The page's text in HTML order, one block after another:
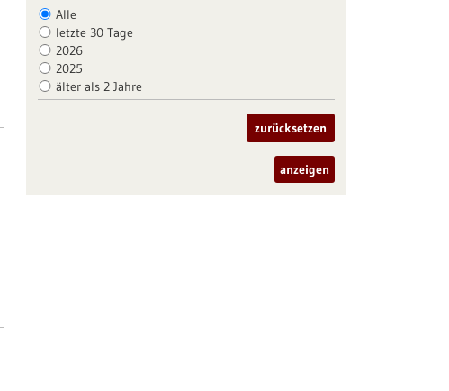
Alle
letzte 30 Tage
2026
2025
älter als 2 Jahre
zurücksetzen
anzeigen